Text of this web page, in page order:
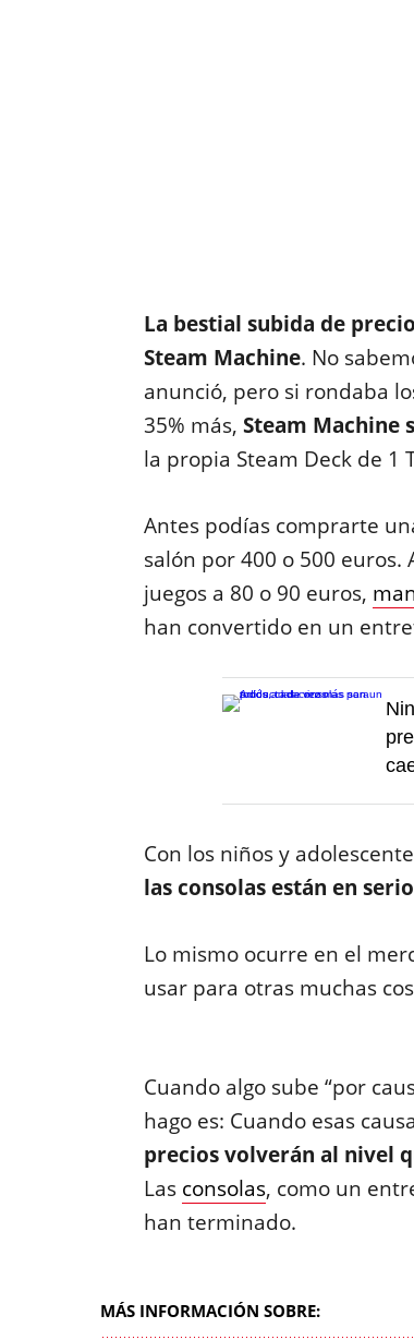
La bestial subida de
Steam Machine. No
anunció, pero si rondaba
35% más, Steam Machine
la propia Steam Deck de 1
Antes podías comprarte
salón por 400 o 500
juegos a 80 o 90 euros,
han convertido en un
Con los niños y
las consolas están en
Lo mismo ocurre en el
usar para otras muchas
Cuando algo sube “por
hago es: Cuando esas
precios volverán al nivel
Las consolas, como un
han terminado.
MÁS INFORMACIÓN SOBRE: